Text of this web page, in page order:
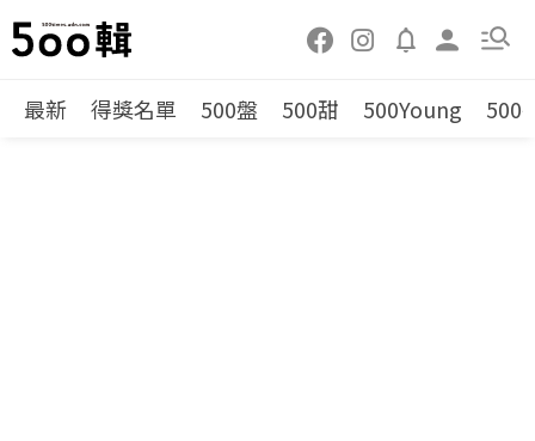
最新 得獎名單 500盤 500甜 500Young 500